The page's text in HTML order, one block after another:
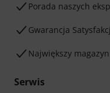
Porada naszych
Gwarancja
Największy
Serwis